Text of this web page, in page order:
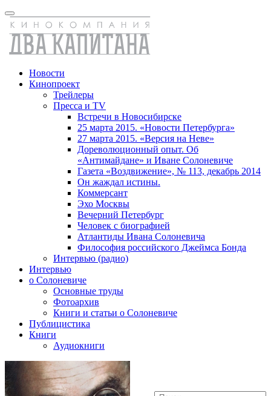
Новости
Кинопроект
Трейлеры
Пресса и TV
Встречи в Новосибирске
25 марта 2015. «Новости Петербурга»
27 марта 2015. «Версия на Неве»
Дореволюционный опыт. Об
«Антимайдане» и Иване Солоневиче
Газета «Воздвижение», № 113, декабрь 2014
Он жаждал истины.
Коммерсант
Эхо Москвы
Вечерний Петербург
Человек с биографией
Атлантиды Ивана Солоневича
Философия российского Джеймса Бонда
Интервью (радио)
Интервью
о Солоневиче
Основные труды
Фотоархив
Книги и статьи о Солоневиче
Публицистика
Книги
Аудиокниги